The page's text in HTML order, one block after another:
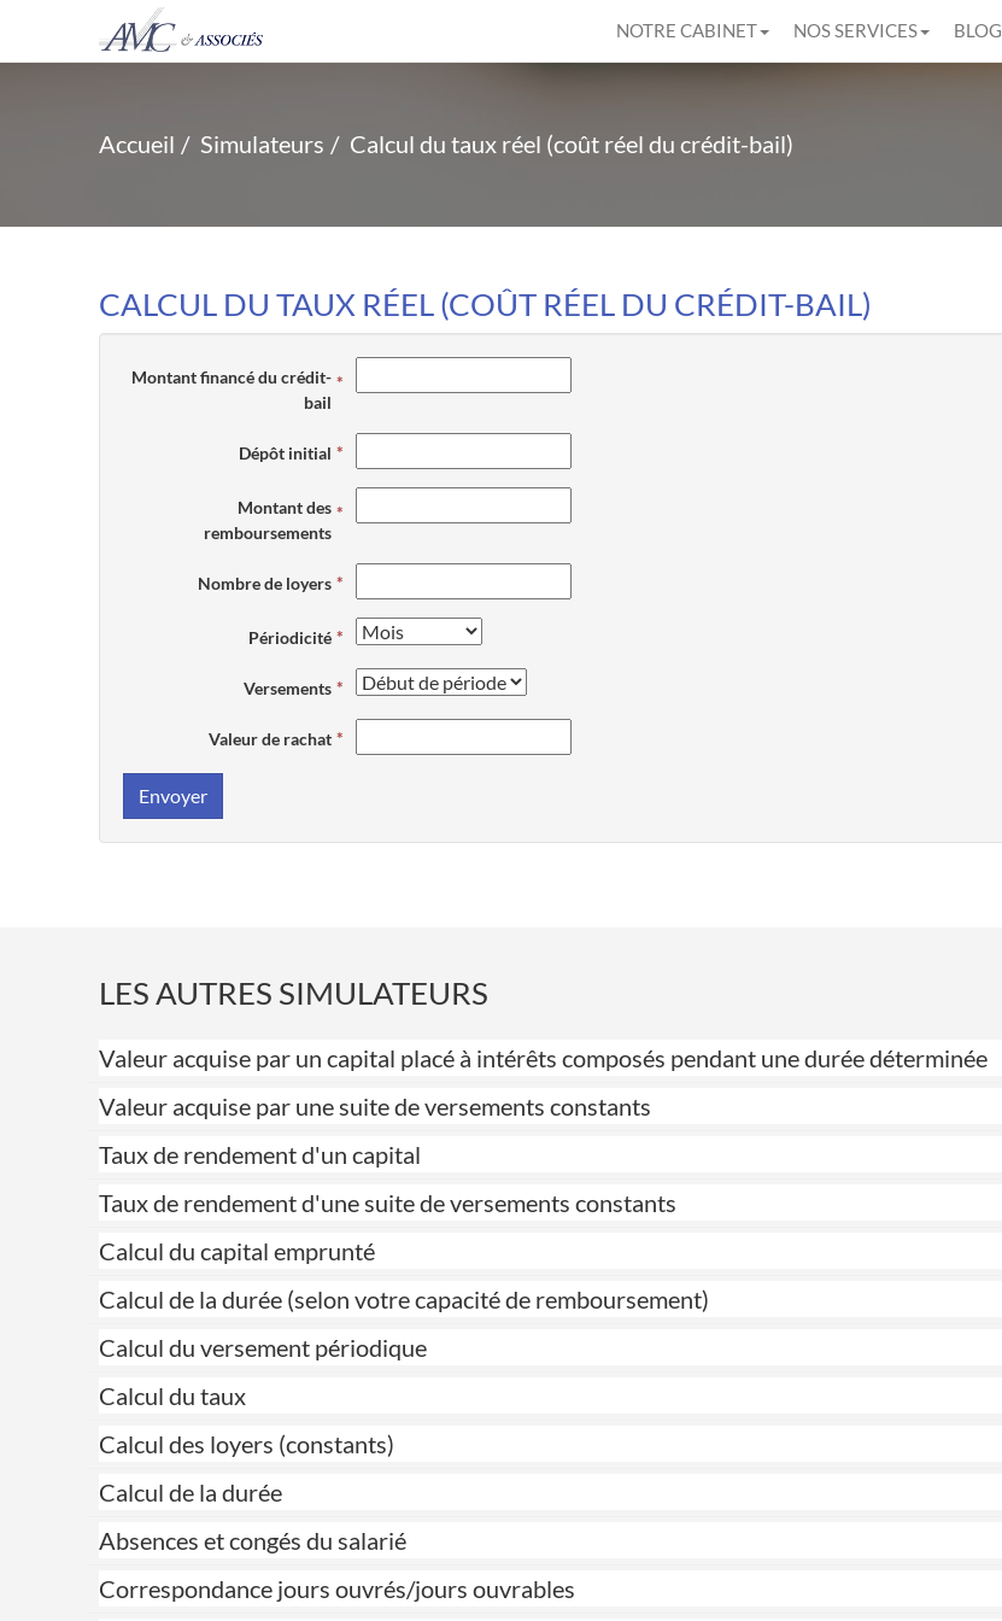
NOTRE CABINET NOS SERVICES BLOG
Accueil Simulateurs Calcul du taux réel (coût réel du crédit-bail)
CALCUL DU TAUX RÉEL (COÛT RÉEL DU CRÉDIT-BAIL)
Montant financé du crédit-
bail
Dépôt initial
Montant des
remboursements
Nombre de loyers
Périodicité
Versements
Valeur de rachat
Envoyer
LES AUTRES SIMULATEURS
Valeur acquise par un capital placé à intérêts composés pendant une durée déterminée
Valeur acquise par une suite de versements constants
Taux de rendement d'un capital
Taux de rendement d'une suite de versements constants
Calcul du capital emprunté
Calcul de la durée (selon votre capacité de remboursement)
Calcul du versement périodique
Calcul du taux
Calcul des loyers (constants)
Calcul de la durée
Absences et congés du salarié
Correspondance jours ouvrés/jours ouvrables